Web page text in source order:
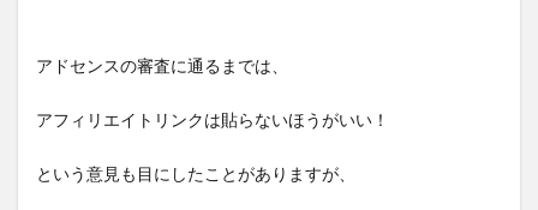
アドセンスの審査に通るまでは、
アフィリエイトリンクは貼らないほうがいい！
という意見も目にしたことがありますが、